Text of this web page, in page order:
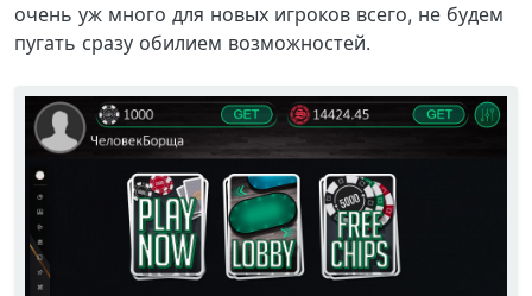
очень уж много для новых игроков всего, не будем
пугать сразу обилием возможностей.